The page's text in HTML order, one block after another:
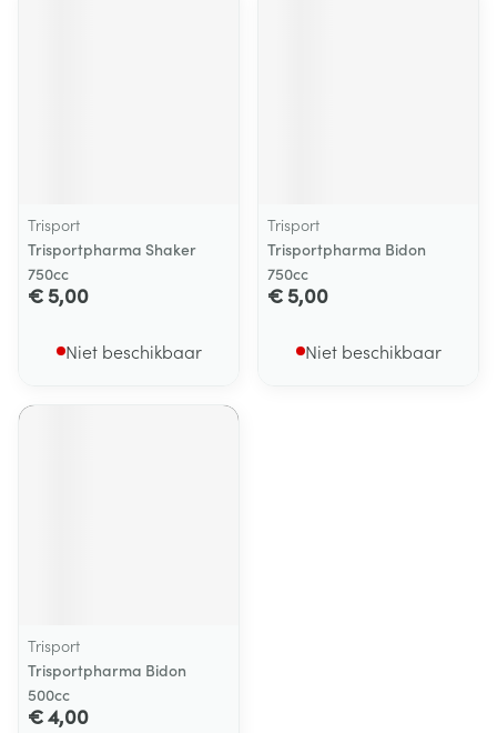
Trisport
Trisportpharma Shaker
750cc
€ 5,00
Niet beschikbaar
Trisport
Trisportpharma Bidon
750cc
€ 5,00
Niet beschikbaar
Trisport
Trisportpharma Bidon
500cc
€ 4,00